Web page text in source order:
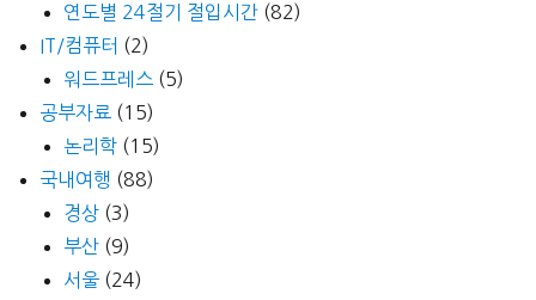
연도별 24절기 절입시간 (82)
IT/컴퓨터 (2)
워드프레스 (5)
공부자료 (15)
논리학 (15)
국내여행 (88)
경상 (3)
부산 (9)
서울 (24)